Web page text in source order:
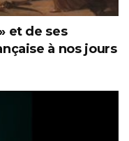
et de ses
à nos jours